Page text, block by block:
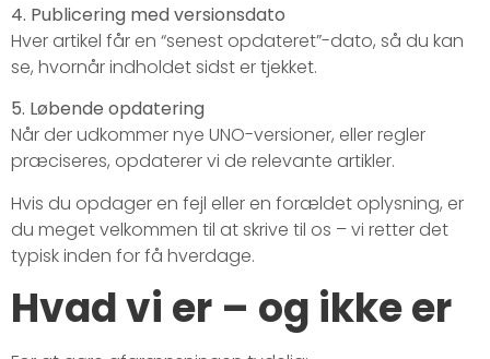
4. Publicering med versionsdato
Hver artikel får en “senest opdateret”-dato, så du kan
se, hvornår indholdet sidst er tjekket.
5. Løbende opdatering
Når der udkommer nye UNO-versioner, eller regler
præciseres, opdaterer vi de relevante artikler.
Hvis du opdager en fejl eller en forældet oplysning, er
du meget velkommen til at skrive til os – vi retter det
typisk inden for få hverdage.
Hvad vi er – og ikke er